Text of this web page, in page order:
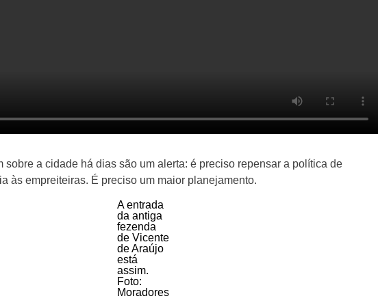
sobre a cidade há dias são um alerta: é preciso repensar a política de
às empreiteiras. É preciso um maior planejamento.
A entrada
da antiga
fezenda
de Vicente
de Araújo
está
assim.
Foto:
Moradores